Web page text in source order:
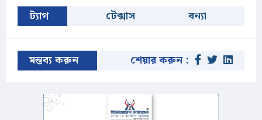
ট্যাগ টেক্সাস বন্যা
মন্তব্য করুন শেয়ার করুন :